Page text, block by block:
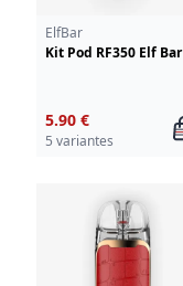
ElfBar
Kit Pod RF350 Elf Bar
5.90 €
5 variantes